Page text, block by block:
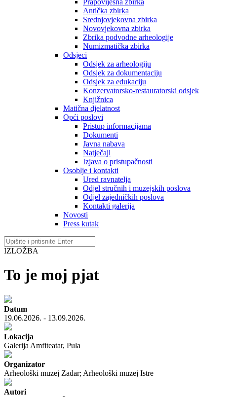
Prapovijesna zbirka
Antička zbirka
Srednjovjekovna zbirka
Novovjekovna zbirka
Zbrika podvodne arheologije
Numizmatička zbirka
Odsjeci
Odsjek za arheologiju
Odsjek za dokumentaciju
Odsjek za edukaciju
Konzervatorsko-restauratorski odsjek
Knjižnica
Matična djelatnost
Opći poslovi
Pristup informacijama
Dokumenti
Javna nabava
Natječaji
Izjava o pristupačnosti
Osoblje i kontakti
Ured ravnatelja
Odjel stručnih i muzejskih poslova
Odjel zajedničkih poslova
Kontakti galerija
Novosti
Press kutak
IZLOŽBA
To je moj pjat
Datum
19.06.2026. - 13.09.2026.
Lokacija
Galerija Amfiteatar, Pula
Organizator
Arheološki muzej Zadar; Arheološki muzej Istre
Autori